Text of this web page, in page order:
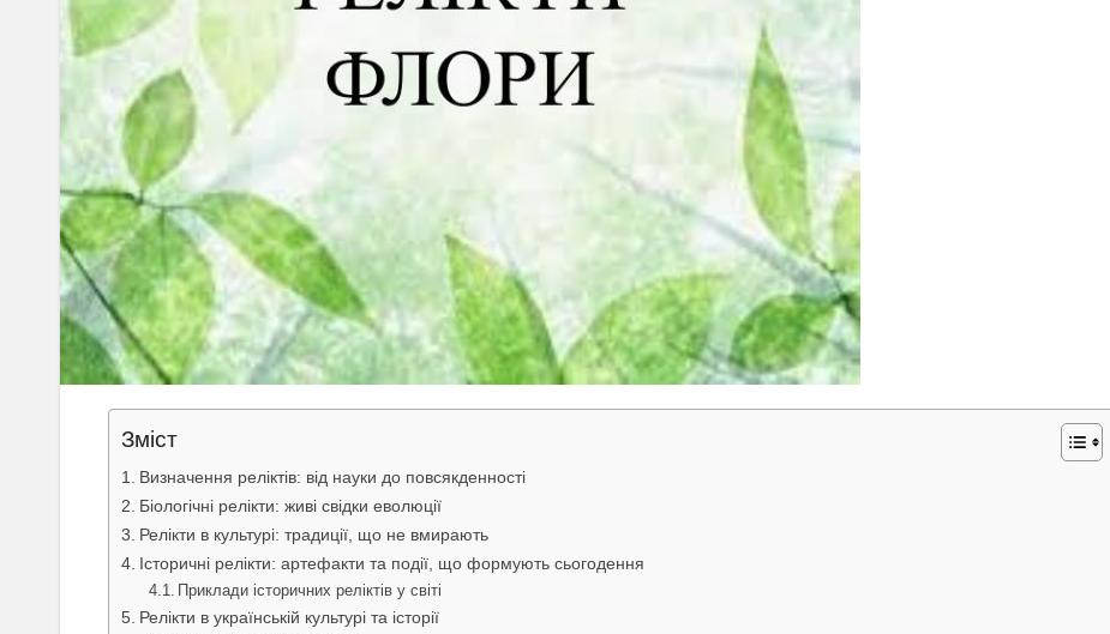
Зміст
Визначення реліктів: від науки до повсякденності
Біологічні релікти: живі свідки еволюції
Релікти в культурі: традиції, що не вмирають
Історичні релікти: артефакти та події, що формують сьогодення
Приклади історичних реліктів у світі
Релікти в українській культурі та історії